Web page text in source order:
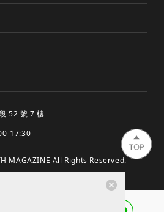
52 號 7 樓
17:30
MAGAZINE All Rights Reserved.